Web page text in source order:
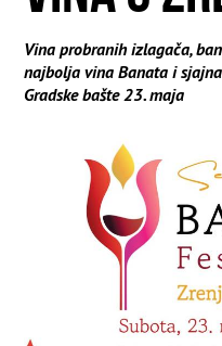
Vina probranih izlagača,
najbolja vina Banata i
Gradske bašte 23. maja